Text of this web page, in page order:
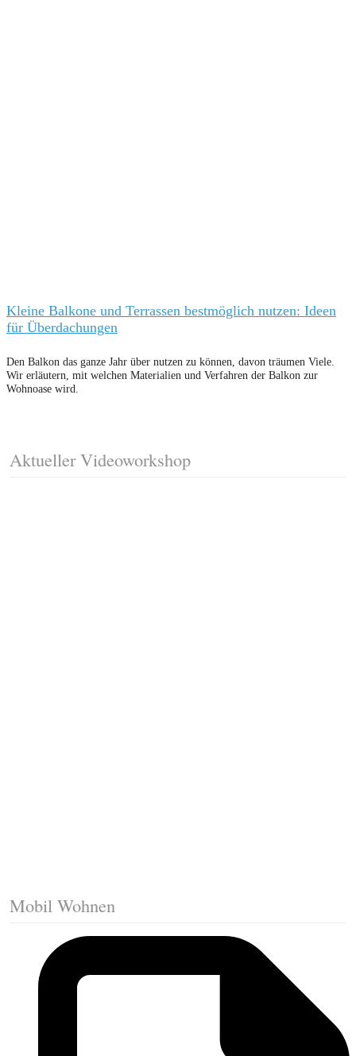
Kleine Balkone und Terrassen bestmöglich nutzen: Ideen
für Überdachungen
Den Balkon das ganze Jahr über nutzen zu können, davon träumen Viele.
Wir erläutern, mit welchen Materialien und Verfahren der Balkon zur
Wohnoase wird.
Aktueller Videoworkshop
Mobil Wohnen